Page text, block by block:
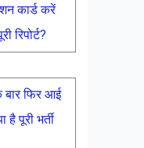
कार्ड करें
रिपोर्ट?
फिर आई
पूरी भर्ती